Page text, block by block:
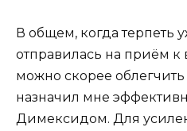
В общем, когда терпеть
отправилась на приём к
можно скорее
назначил мне
Димексидом. Для